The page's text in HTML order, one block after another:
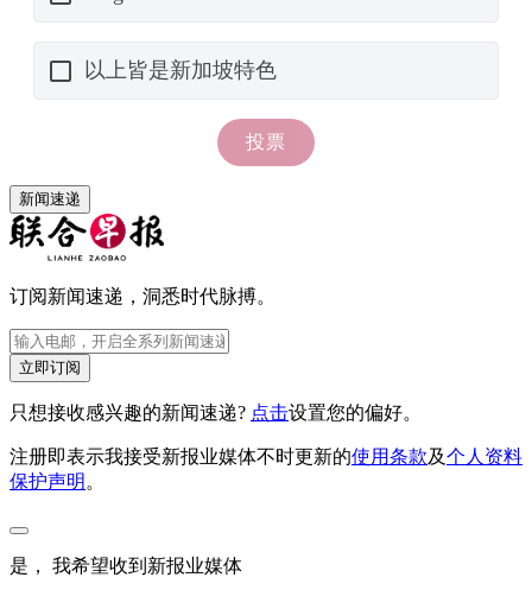
新闻速递
订阅新闻速递，洞悉时代脉搏。
立即订阅
只想接收感兴趣的新闻速递? 点击设置您的偏好。
注册即表示我接受新报业媒体不时更新的使用条款及个人资料
保护声明 。
是， 我希望收到新报业媒体